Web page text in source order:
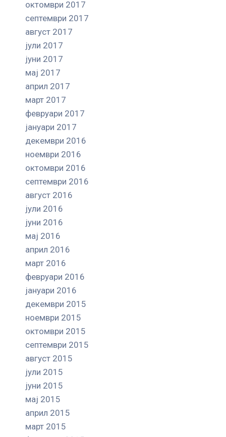
октомври 2017
септември 2017
август 2017
јули 2017
јуни 2017
мај 2017
април 2017
март 2017
февруари 2017
јануари 2017
декември 2016
ноември 2016
октомври 2016
септември 2016
август 2016
јули 2016
јуни 2016
мај 2016
април 2016
март 2016
февруари 2016
јануари 2016
декември 2015
ноември 2015
октомври 2015
септември 2015
август 2015
јули 2015
јуни 2015
мај 2015
април 2015
март 2015